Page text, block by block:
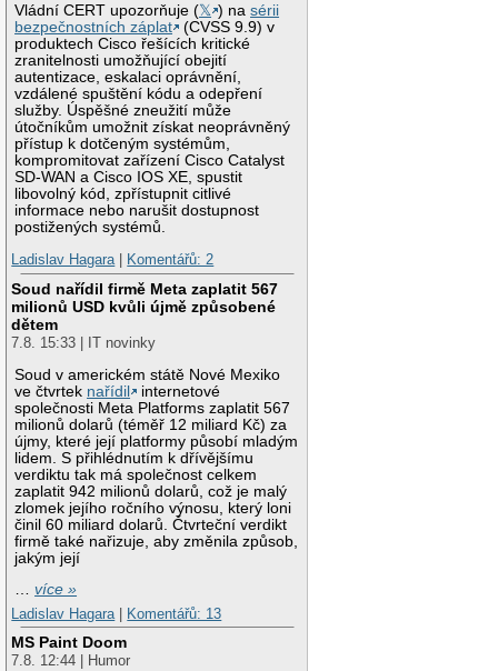
Vládní CERT upozorňuje (𝕏 ) nasérii
bezpečnostních záplat
(CVSS 9.9) v
produktech Cisco řešících kritické
zranitelnosti umožňující obejití
autentizace, eskalaci oprávnění,
vzdálené spuštění kódu a odepření
služby. Úspěšné zneužití může
útočníkům umožnit získat neoprávněný
přístup k dotčeným systémům,
kompromitovat zařízení Cisco Catalyst
SD-WAN a Cisco IOS XE, spustit
libovolný kód, zpřístupnit citlivé
informace nebo narušit dostupnost
postižených systémů.
Ladislav Hagara| Komentářů: 2
Soud nařídil firmě Meta zaplatit 567
milionů USD kvůli újmě způsobené
dětem
7.8. 15:33 | IT novinky
Soud v americkém státě Nové Mexiko
ve čtvrtek nařídil
internetové
společnosti Meta Platforms zaplatit 567
milionů dolarů (téměř 12 miliard Kč) za
újmy, které její platformy působí mladým
lidem. S přihlédnutím k dřívějšímu
verdiktu tak má společnost celkem
zaplatit 942 milionů dolarů, což je malý
zlomek jejího ročního výnosu, který loni
činil 60 miliard dolarů. Čtvrteční verdikt
firmě také nařizuje, aby změnila způsob,
jakým její
…více »
Ladislav Hagara
Komentářů: 13
MS Paint Doom
7.8. 12:44 | Humor